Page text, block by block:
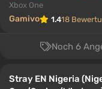
Xbox One
Gamivo 1.418
Noch 6
Stray EN Nigeria